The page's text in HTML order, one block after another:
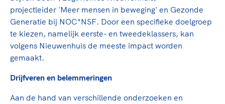
Lees verder
En wat mag vooral niet? Een gedragscode geeft
hier richting aan en is dus een belangrijk
onderdeel van het clubbeleid rondom gewenst en
ongewenst gedrag.
Lees verder
projectleider 'Meer mensen in beweging' en Gezonde
Generatie bij NOC*NSF. Door een specifieke doelgroep
te kiezen, namelijk eerste- en tweedeklassers, kan
volgens Nieuwenhuis de meeste impact worden
gemaakt.
Drijfveren en belemmeringen
Aan de hand van verschillende onderzoeken en